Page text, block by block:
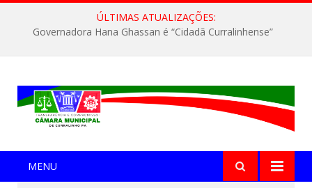
ÚLTIMAS ATUALIZAÇÕES:
Governadora Hana Ghassan é “Cidadã Curralinhense”
MENU